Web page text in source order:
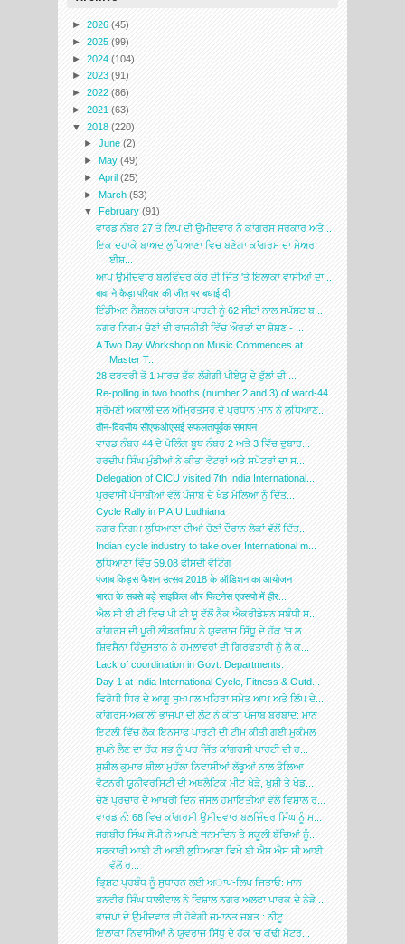
► 2026 (45)
► 2025 (99)
► 2024 (104)
► 2023 (91)
► 2022 (86)
► 2021 (63)
▼ 2018 (220)
►June(2)
►May(49)
►April(25)
►March(53)
▼
February(91)
ਵਾਰਡ ਨੰਬਰ 27 ਤੋ ਲਿਪ ਦੀ ਉਮੀਦਵਾਰ ਨੇ ਕਾਂਗਰਸ ਸਰਕਾਰ ਅਤੇ...
ਇਕ ਦਹਾਕੇ ਬਾਅਦ ਲੁਧਿਆਣਾ ਵਿਚ ਬਣੇਗਾ ਕਾਂਗਰਸ ਦਾ ਮੇਅਰ:
ਈਸ਼...
ਆਪ ਉਮੀਦਵਾਰ ਬਲਵਿੰਦਰ ਕੌਰ ਦੀ ਜਿੱਤ 'ਤੇ ਇਲਾਕਾ ਵਾਸੀਆਂ ਦਾ...
बावा ने कैड़ा परिवार की जीत पर बधाई दी
ਇੰਡੀਅਨ ਨੈਸ਼ਨਲ ਕਾਂਗਰਸ ਪਾਰਟੀ ਨੂੰ 62 ਸੀਟਾਂ ਨਾਲ ਸਪੱਸ਼ਟ ਬ...
ਨਗਰ ਨਿਗਮ ਚੋਣਾਂ ਦੀ ਰਾਜਨੀਤੀ ਵਿੱਚ ਔਰਤਾਂ ਦਾ ਸ਼ੋਸ਼ਣ - ...
A Two Day Workshop on Music Commences at
Master T...
28 ਫਰਵਰੀ ਤੋਂ 1 ਮਾਰਚ ਤੱਕ ਲੱਗੇਗੀ ਪੀਏਯੂ ਦੇ ਫੁੱਲਾਂ ਦੀ ...
Re-polling in two booths (number 2 and 3) of ward-44
ਸ੍ਰੋਮਣੀ ਅਕਾਲੀ ਦਲ ਅੰਮ੍ਰਿਤਸਰ ਦੇ ਪ੍ਰਧਾਨ ਮਾਨ ਨੇ ਲੁਧਿਆਣ...
तीन-दिवसीय सीएफओएसई सफलतापूर्वक समापन
ਵਾਰਡ ਨੰਬਰ 44 ਦੇ ਪੋਲਿੰਗ ਬੂਥ ਨੰਬਰ 2 ਅਤੇ 3 ਵਿੱਚ ਦੁਬਾਰ...
ਹਰਦੀਪ ਸਿੰਘ ਮੁੰਡੀਆਂ ਨੇ ਕੀਤਾ ਵੋਟਰਾਂ ਅਤੇ ਸਪੋਟਰਾਂ ਦਾ ਸ...
Delegation of CICU visited 7th India International...
ਪ੍ਰਵਾਸੀ ਪੰਜਾਬੀਆਂ ਵੱਲੋਂ ਪੰਜਾਬ ਦੇ ਖੇਡ ਮੇਲਿਆ ਨੂੰ ਦਿੱਤ...
Cycle Rally in P.A.U Ludhiana
ਨਗਰ ਨਿਗਮ ਲੁਧਿਆਣਾ ਦੀਆਂ ਚੋਣਾਂ ਦੌਰਾਨ ਲੋਕਾਂ ਵੱਲੋਂ ਦਿੱਤ...
Indian cycle industry to take over International m...
ਲੁਧਿਆਣਾ ਵਿੱਚ 59.08 ਫੀਸਦੀ ਵੋਟਿੰਗ
पंजाब किड्स फैशन उत्सव 2018 के ऑडिशन का आयोजन
भारत के सबसे बड़े साइकिल और फिटनेस एक्‍सपो में हीर...
ਐਲ ਸੀ ਈ ਟੀ ਵਿਚ ਪੀ ਟੀ ਯੂ ਵੱਲੋਂ ਨੈਕ ਐਕਰੀਡੇਸ਼ਨ ਸਬੰਧੀ ਸ...
ਕਾਂਗਰਸ ਦੀ ਪੂਰੀ ਲੀਡਰਸ਼ਿਪ ਨੇ ਯੁਵਰਾਜ ਸਿੱਧੂ ਦੇ ਹੱਕ 'ਚ ਲ...
ਸ਼ਿਵਸੈਨਾ ਹਿੰਦੁਸਤਾਨ ਨੇ ਹਮਲਾਵਰਾਂ ਦੀ ਗਿਰਫਤਾਰੀ ਨੂੰ ਲੈ ਕ...
Lack of coordination in Govt. Departments.
Day 1 at India International Cycle, Fitness & Outd...
ਵਿਰੋਧੀ ਧਿਰ ਦੇ ਆਗੂ ਸੁਖਪਾਲ ਖਹਿਰਾ ਸਮੇਤ ਆਪ ਅਤੇ ਲਿੱਪ ਦੇ...
ਕਾਂਗਰਸ-ਅਕਾਲੀ ਭਾਜਪਾ ਦੀ ਲੁੱਟ ਨੇ ਕੀਤਾ ਪੰਜਾਬ ਬਰਬਾਦ: ਮਾਨ
ਇਟਲੀ ਵਿੱਚ ਲੋਕ ਇਨਸਾਫ ਪਾਰਟੀ ਦੀ ਟੀਮ ਕੀਤੀ ਗਈ ਮੁਕੰਮਲ
ਸੁਪਨੇ ਲੈਣ ਦਾ ਹੱਕ ਸਭ ਨੂੰ ਪਰ ਜਿੱਤ ਕਾਂਗਰਸੀ ਪਾਰਟੀ ਦੀ ਹ...
ਸੁਸ਼ੀਲ ਕੁਮਾਰ ਸ਼ੀਲਾ ਮੁਹੱਲਾ ਨਿਵਾਸੀਆਂ ਲੱਡੂਆਂ ਨਾਲ ਤੋਲਿਆ
ਵੈਟਨਰੀ ਯੂਨੀਵਰਸਿਟੀ ਦੀ ਅਥਲੈਟਿਕ ਮੀਟ ਖੇੜੇ, ਖੁਸ਼ੀ ਤੇ ਖੇਡ...
ਚੋਣ ਪ੍ਰਚਾਰ ਦੇ ਆਖਰੀ ਦਿਨ ਜੱਸਲ ਹਮਾਇਤੀਆਂ ਵੱਲੋਂ ਵਿਸ਼ਾਲ ਰ...
ਵਾਰਡ ਨੰ: 68 ਵਿਚ ਕਾਂਗਰਸੀ ਉਮੀਦਵਾਰ ਬਲਜਿੰਦਰ ਸਿੰਘ ਨੂੰ ਮ...
ਜਗਬੀਰ ਸਿੰਘ ਸੋਖੀ ਨੇ ਆਪਣੇ ਜਨਮਦਿਨ ਤੇ ਸਕੂਲੀ ਬੱਚਿਆਂ ਨੂੰ...
ਸਰਕਾਰੀ ਆਈ ਟੀ ਆਈ ਲੁਧਿਆਣਾ ਵਿਖੇ ਈ ਐਸ ਐਸ ਸੀ ਆਈ
ਵੱਲੋਂ ਰ...
ਭਿ੍ਸ਼ਟ ਪ੍ਰਬੰਧ ਨੂੰ ਸੁਧਾਰਨ ਲਈ ਅਾਪ-ਲਿਪ ਜਿਤਾਓ: ਮਾਨ
ਤਨਵੀਰ ਸਿੰਘ ਧਾਲੀਵਾਲ ਨੇ ਵਿਸ਼ਾਲ ਨਗਰ ਅਲਫਾ ਪਾਰਕ ਦੇ ਨੇੜੇ ...
ਭਾਜਪਾ ਦੇ ਉਮੀਦਵਾਰ ਦੀ ਹੋਵੇਗੀ ਜਮਾਨਤ ਜਬਤ : ਨੀਟੂ
ਇਲਾਕਾ ਨਿਵਾਸੀਆਂ ਨੇ ਯੁਵਰਾਜ ਸਿੱਧੂ ਦੇ ਹੱਕ 'ਚ ਕੱਢੀ ਮੋਟਰ...